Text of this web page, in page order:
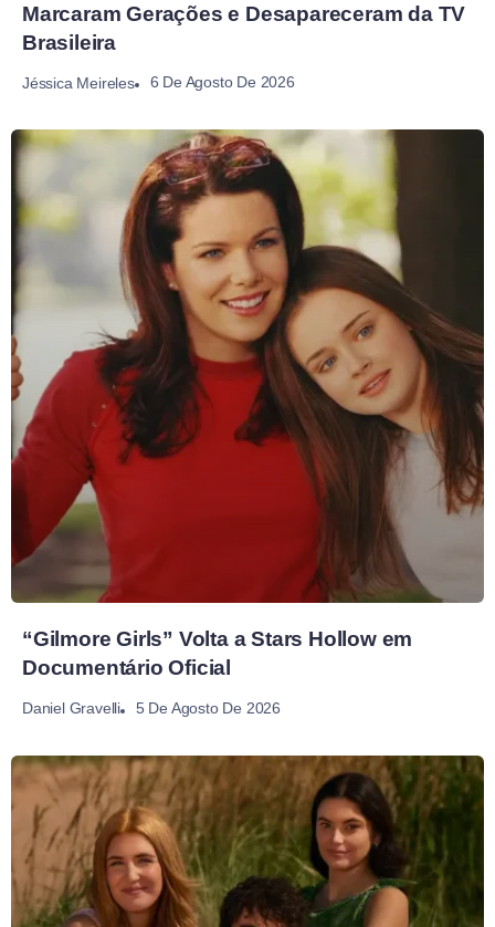
Marcaram Gerações e Desapareceram da TV
Brasileira
Jéssica Meireles 6 De Agosto De 2026
“Gilmore Girls” Volta a Stars Hollow em
Documentário Oficial
Daniel Gravelli 5 De Agosto De 2026